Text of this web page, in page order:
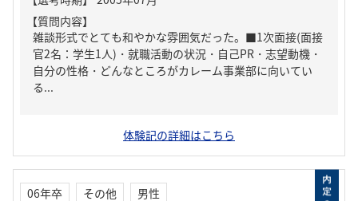
【質問内容】
雑談形式でとても和やかな雰囲気だった。■1次面接(面接
官2名：学生1人)・就職活動の状況・自己PR・志望動機・
自分の性格・どんなところがカレーム事業部に向いてい
る...
体験記の詳細はこちら
06年卒 その他
男性